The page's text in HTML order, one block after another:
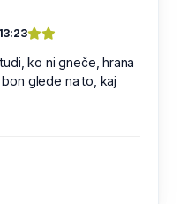
ko ni gneče, hrana
glede na to, kaj